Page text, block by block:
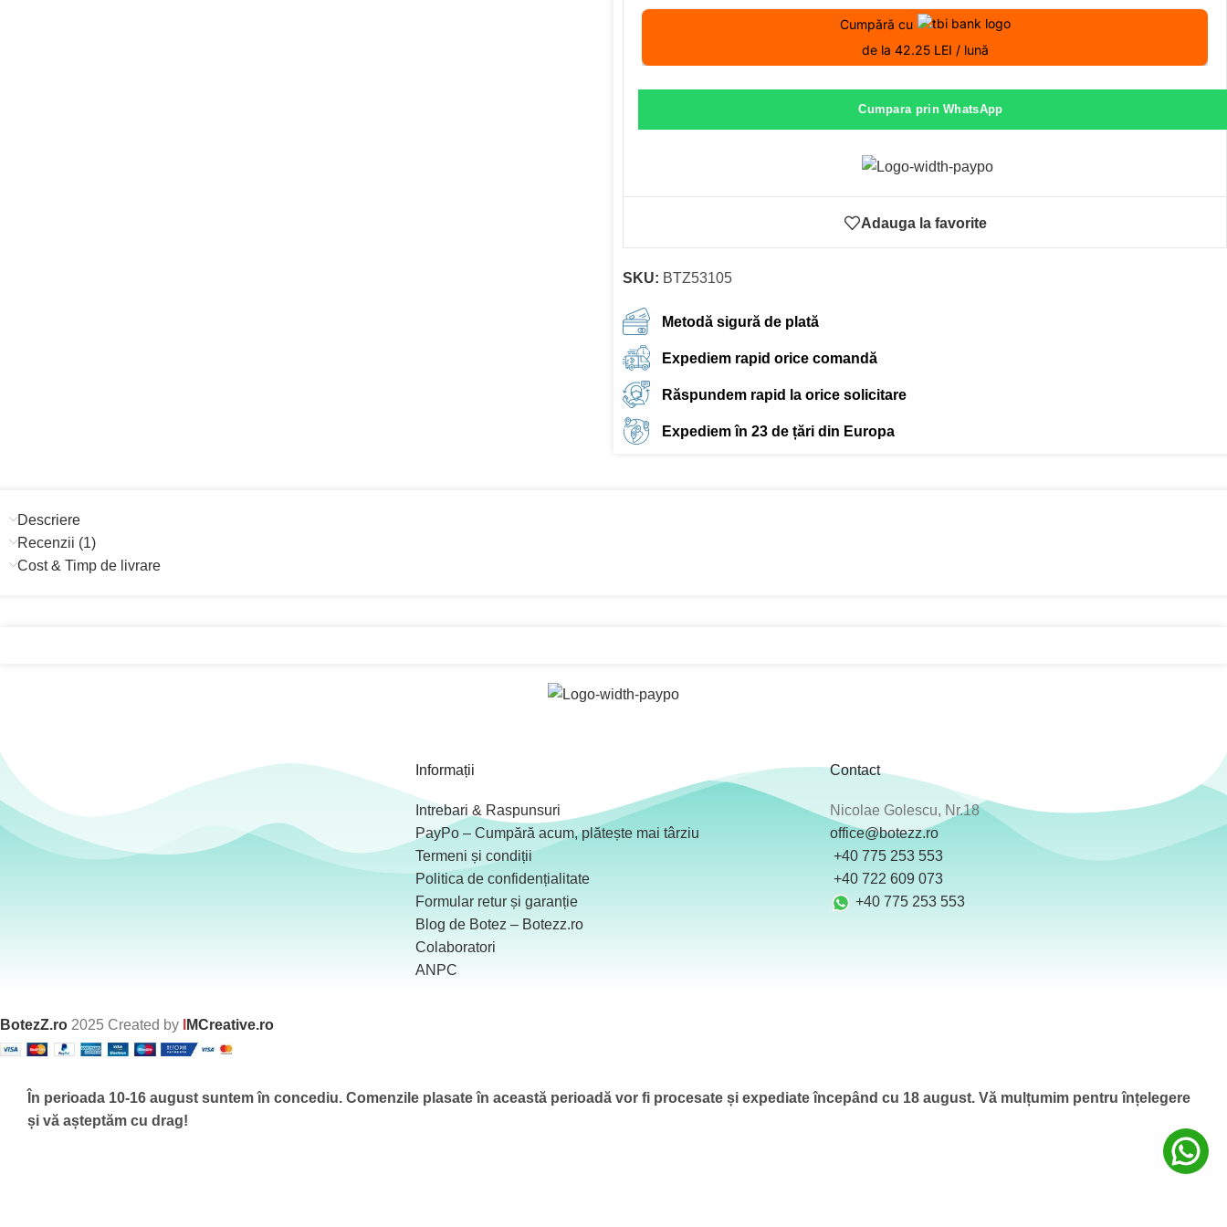
Cumpără cu
de la 42.25 LEI / lună
Cumpara prin WhatsApp
Adauga la favorite
SKU: BTZ53105
Metodă sigură de plată
Expediem rapid orice comandă
Răspundem rapid la orice solicitare
Expediem în 23 de țări din Europa
Descriere
Recenzii (1)
Cost & Timp de livrare
Informații
Intrebari & Raspunsuri
PayPo – Cumpără acum, plătește mai târziu
Termeni și condiții
Politica de confidențialitate
Formular retur și garanție
Blog de Botez – Botezz.ro
Colaboratori
ANPC
Contact
Nicolae Golescu, Nr.18
office@botezz.ro
+40 775 253 553
‪ +40 722 609 073
+40 775 253 553
BotezZ.ro 2025 Created by MCreative.ro
În perioada 10-16 august suntem în concediu. Comenzile plasate în această perioadă vor fi procesate și expediate începând cu 18 august. Vă mulțumim pentru înțelegere
și vă așteptăm cu drag!